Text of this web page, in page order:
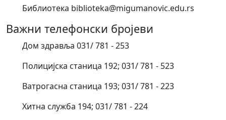
Библиотека biblioteka@migumanovic.edu.rs
Важни телефонски бројеви
Дом здравља 031/ 781 - 253
Полицијска станица 192; 031/ 781 - 523
Ватрогасна станица 193; 031/ 781 - 223
Хитна служба 194; 031/ 781 - 224